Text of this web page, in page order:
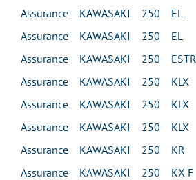
Assurance KAWASAKI 250 EL
Assurance KAWASAKI 250 EL
Assurance KAWASAKI 250
Assurance KAWASAKI 250 KLX
Assurance KAWASAKI 250 KLX
Assurance KAWASAKI 250 KLX
Assurance KAWASAKI 250 KR
Assurance KAWASAKI 250 KX F